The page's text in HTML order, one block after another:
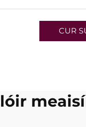
CUR